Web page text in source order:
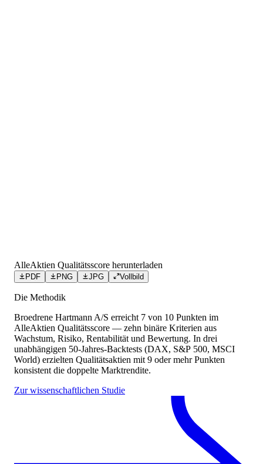
AlleAktien Qualitätsscore herunterladen
PDF PNG JPG Vollbild
Die Methodik
Broedrene Hartmann A/S erreicht 7 von 10 Punkten im
AlleAktien Qualitätsscore — zehn binäre Kriterien aus
Wachstum, Risiko, Rentabilität und Bewertung. In drei
unabhängigen 50-Jahres-Backtests (DAX, S&P 500, MSCI
World) erzielten Qualitätsaktien mit 9 oder mehr Punkten
konsistent die doppelte Marktrendite.
Zur wissenschaftlichen Studie